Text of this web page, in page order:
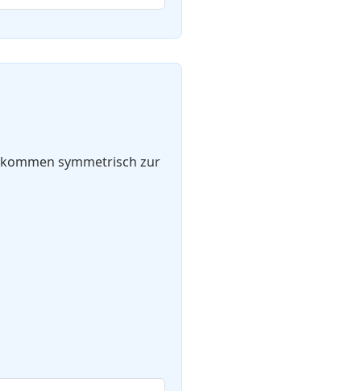
symmetrisch zur